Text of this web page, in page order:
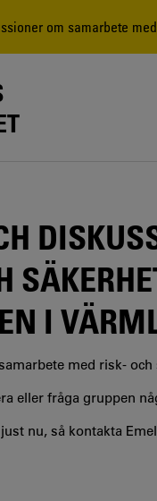
om samarbete
I
med risk-
eller fråga gruppen
nu, så kontakta